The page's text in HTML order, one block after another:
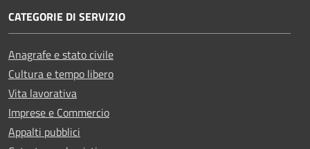
CATEGORIE DI SERVIZIO
Anagrafe e stato civile
Cultura e tempo libero
Vita lavorativa
Imprese e Commercio
Appalti pubblici